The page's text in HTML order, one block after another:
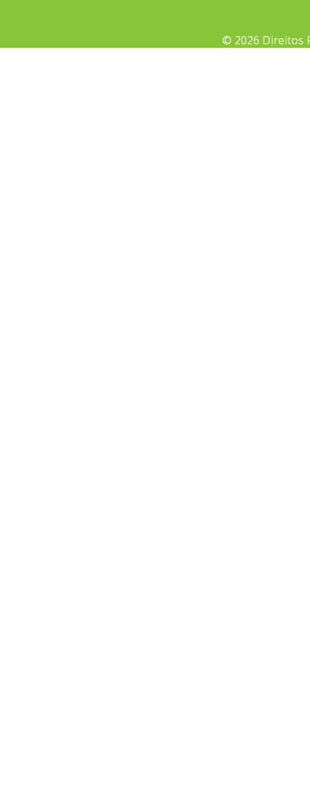
© 2026 Direitos